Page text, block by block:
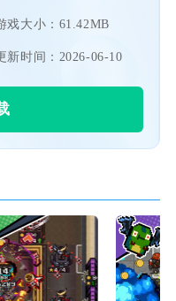
戏大小：61.42MB
新时间：2026-06-10